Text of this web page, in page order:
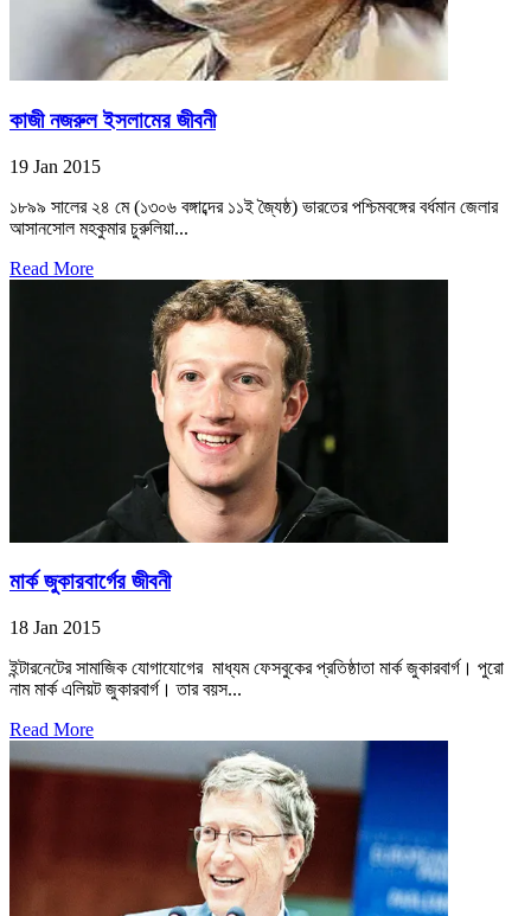
কাজী নজরুল ইসলামের জীবনী
19 Jan 2015
১৮৯৯ সালের ২৪ মে (১৩০৬ বঙ্গাব্দের ১১ই জ্যৈষ্ঠ) ভারতের পশ্চিমবঙ্গের বর্ধমান জেলার
আসানসোল মহকুমার চুরুলিয়া...
Read More
মার্ক জুকারবার্গের জীবনী
18 Jan 2015
ইন্টারনেটের সামাজিক যোগাযোগের মাধ্যম ফেসবুকের প্রতিষ্ঠাতা মার্ক জুকারবার্গ। পুরো
নাম মার্ক এলিয়ট জুকারবার্গ। তার বয়স...
Read More